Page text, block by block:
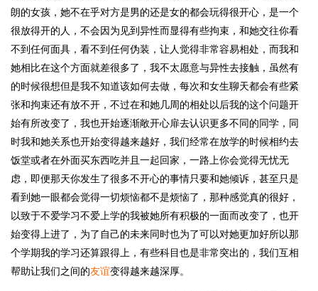
朗的女孩，她不在乎对方是男的还是女的都会玩得很开心，是一个
很放得开的人，不会因为见到异性而显得有些拘束，和她交往你看
不到任何面具，看不到任何伪装，让人觉得非常容易相处，而我和
她相比在这个方面就差很多了，我不太愿意与异性去接触，虽然有
的时候很想但是我不知道该如何去做，每次和女生聊天都会有些紧
张和拘束还有放不开，不过在和她几周的相处以后我的这个问题开
始有所改变了，我也开始逐渐敞开心扉去认识更多不同的同学，同
时我和她关系也开始变得越来越好，我们经常在放学的时候相约去
饭堂或者在外面买东西吃并且一起回家，一路上你会觉得无忧无
虑，即便那天你发生了很多不开心的事情只要和她倾诉，甚至只是
看到她一眼都会觉得一切烦恼都不是烦恼了，那种感觉真的很好，
以致于不爱学习不爱上学的我被她所有积极的一面而改变了，也开
始变得上进了，为了自己的未来同时也为了可以对她更加好所以那
个学期我的学习还算跟得上，有些科目也是非常突出的，我们互相
帮助让我们之间的友谊变得越来越深厚。